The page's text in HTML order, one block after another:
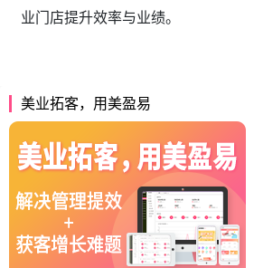
业门店提升效率与业绩。
美业拓客，用美盈易